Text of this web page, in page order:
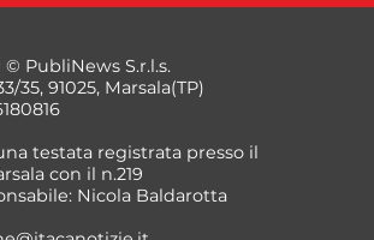
PubliNews S.r.l.s.
35, 91025, Marsala(TP)
testata registrata presso il
con il n.219
Nicola Baldarotta